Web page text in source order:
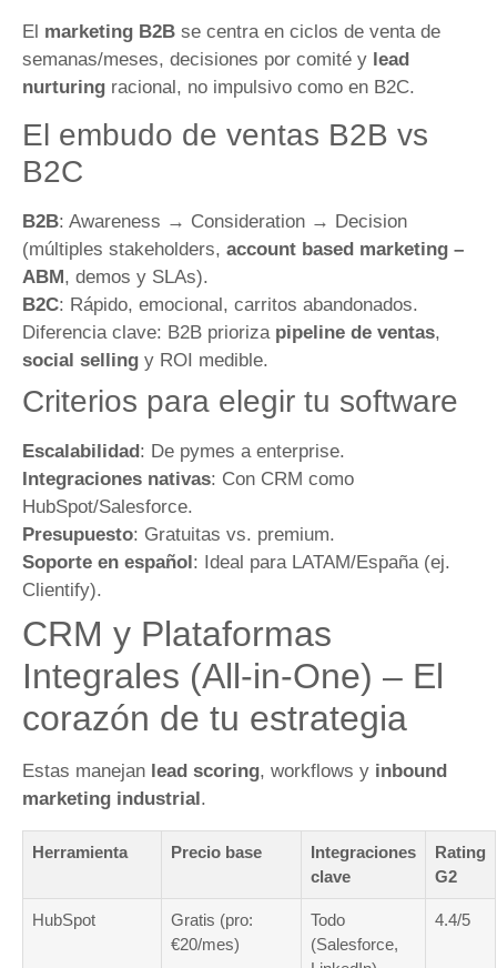
El marketing B2B se centra en ciclos de venta de
semanas/meses, decisiones por comité y lead
nurturing racional, no impulsivo como en B2C.
El embudo de ventas B2B vs
B2C
B2B: Awareness → Consideration → Decision
(múltiples stakeholders, account based marketing –
ABM , demos y SLAs).
B2C: Rápido, emocional, carritos abandonados.
Diferencia clave: B2B prioriza pipeline de ventas,
social selling y ROI medible.
Criterios para elegir tu software
Escalabilidad : De pymes a enterprise.
Integraciones nativas: Con CRM como
HubSpot/Salesforce.
Presupuesto: Gratuitas vs. premium.
Soporte en español : Ideal para LATAM/España (ej.
Clientify).
CRM y Plataformas
Integrales (All-in-One) – El
corazón de tu estrategia
Estas manejan lead scoring, workflows y inbound
marketing industrial .
Herramienta Precio base
Integraciones
clave
Rating
G2
HubSpot
Gratis (pro:
€20/mes)
Todo
(Salesforce,
4.4/5